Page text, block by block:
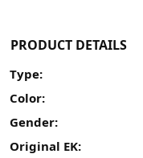
PRODUCT DETAILS
Type:
Color:
Gender:
Original EK: